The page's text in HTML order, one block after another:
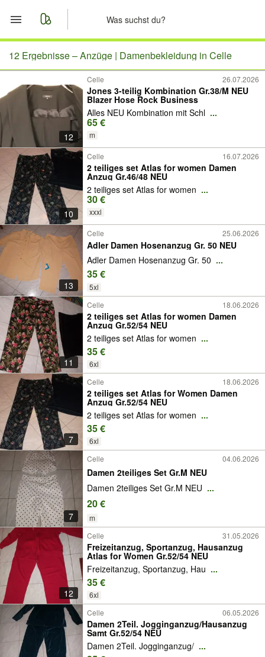
Start
Merkliste
Nachrichten
Anzeige aufgeben
12 Ergebnisse –Anzüge | Damenbekleidung in Celle
12
Celle 26.07.2026
Jones 3-teilig Kombination Gr.38/M NEU
Blazer Hose Rock Business
Alles NEU Kombination mit Schl ...
65 €
m
10
Celle 16.07.2026
2 teiliges set Atlas for women Damen
Anzug Gr.46/48 NEU
2 teiliges set Atlas for women ...
30 €
xxxl
13
Celle 25.06.2026
Adler Damen Hosenanzug Gr. 50 NEU
Adler Damen Hosenanzug Gr. 50 ...
35 €
5xl
11
Celle 18.06.2026
2 teiliges set Atlas for women Damen
Anzug Gr.52/54 NEU
2 teiliges set Atlas for women ...
35 €
6xl
7
Celle 18.06.2026
2 teiliges set Atlas for Women Damen
Anzug Gr.52/54 NEU
2 teiliges set Atlas for women ...
35 €
6xl
7
Celle 04.06.2026
Damen 2teiliges Set Gr.M NEU
Damen 2teiliges Set Gr.M NEU ...
20 €
m
12
Celle 31.05.2026
Freizeitanzug, Sportanzug, Hausanzug
Atlas for Women Gr.52/54 NEU
Freizeitanzug, Sportanzug, Hau ...
35 €
6xl
Celle 06.05.2026
Damen 2Teil. Jogginganzug/Hausanzug
Samt Gr.52/54 NEU
Damen 2Teil. Jogginganzug/ ...